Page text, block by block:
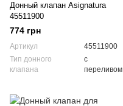
Донный клапан Asignatura
45511900
774 грн
Артикул
45511900
Тип донного
клапана
с
переливом